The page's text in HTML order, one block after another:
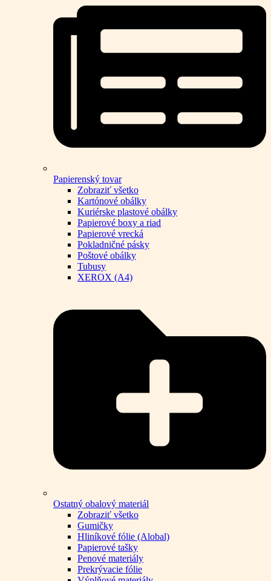
Papierenský tovar
Zobraziť všetko
Kartónové obálky
Kuriérske plastové obálky
Papierové boxy a riad
Papierové vrecká
Pokladničné pásky
Poštové obálky
Tubusy
XEROX (A4)
Ostatný obalový materiál
Zobraziť všetko
Gumičky
Hliníkové fólie (Alobal)
Papierové tašky
Penové materiály
Prekrývacie fólie